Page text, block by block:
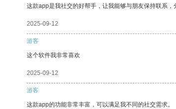
这款app是我社交的好帮手，让我能够与朋友保持联系，
2025-09-12
游客
这个软件我非常喜欢
2025-09-12
游客
这款app的功能非常丰富，可以满足我不同的社交需求。